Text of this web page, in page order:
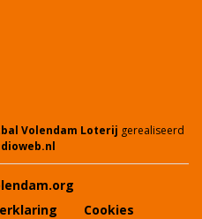
Volendam Loterij gerealiseerd
Cookies